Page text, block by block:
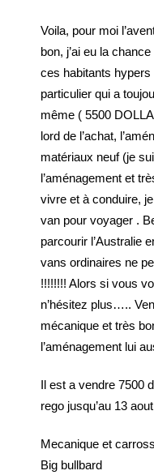
Voila, pour moi
bon, j’ai eu la
ces habitants hypers
particulier qui a
même ( 5500
lord de l’achat,
matériaux neuf (je
l’aménagement et
vivre et à conduire,
van pour voyager .
parcourir l’Australie
vans ordinaires ne
!!!!!!!! Alors si vous
n’hésitez plus…..
mécanique et très
l’aménagement lui
Il est a vendre 7500
rego jusqu’au 13
Mecanique et
Big bullbard